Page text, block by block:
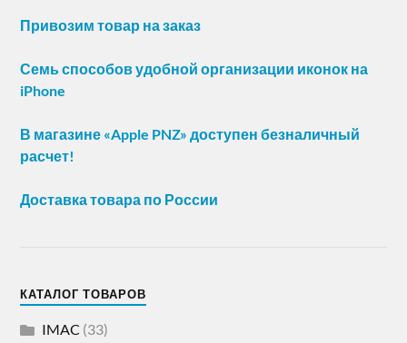
Привозим товар на заказ
Семь способов удобной организации иконок на
iPhone
В магазине «Apple PNZ» доступен безналичный
расчет!
Доставка товара по России
КАТАЛОГ ТОВАРОВ
IMAC (33)